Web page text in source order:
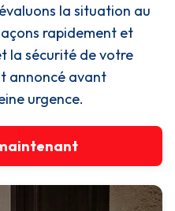
la situation au
rapidement et
la sécurité de votre
annoncé avant
urgence.